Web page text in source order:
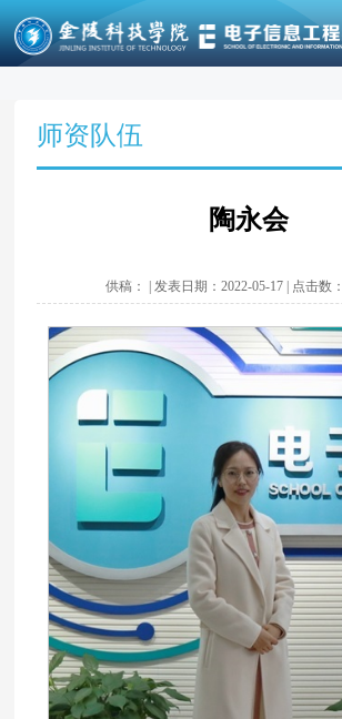
师资队伍
陶永会
供稿： | 发表日期：2022-05-17 | 点击数：